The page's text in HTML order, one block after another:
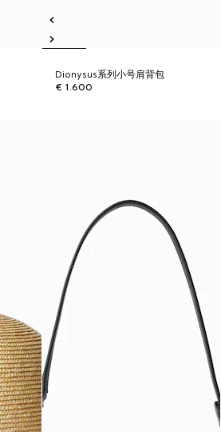
Dionysus系列小号肩背包
€ 1.600